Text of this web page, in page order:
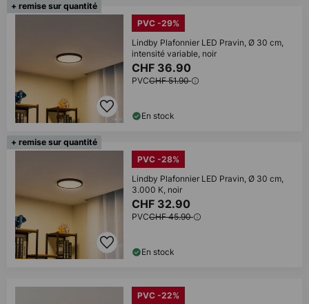
+ remise sur quantité
PVC -29%
Lindby Plafonnier LED Pravin, Ø 30 cm,
intensité variable, noir
CHF 36.90
PVCCHF 51.90
En stock
+ remise sur quantité
PVC -28%
Lindby Plafonnier LED Pravin, Ø 30 cm,
3.000 K, noir
CHF 32.90
PVCCHF 45.90
En stock
PVC -22%